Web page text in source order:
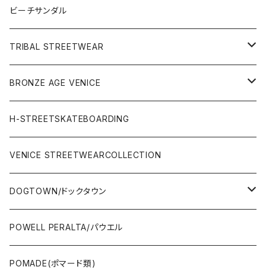
Surf Board(サーフボード )
OTHERS(サーフ小物)
WEAR(サーフブランド衣類)
Rhythm(サーフアパレル)
Ripcurl(サーフブランド)
CLOTHING(アパレル)
DECK(デッキ)
COMPLETE（完成品）
STREET
SURFSKATE
TRUCK(トラック)
WHEEL(ウィール)
OTHERS(スケボー小物/ステッカー類)
JAYADAMS/ジェイアダムス
ビーチサンダル
TRIBAL STREETWEAR
小物類
SALE
BRONZE AGE VENICE
made in JAPAN
made in USA
H-STREETSKATEBOARDING
VENICE STREETWEARCOLLECTION
DOGTOWN/ドックタウン
WEAR(衣類)
Deck(スケートデッキ)
POWELL PERALTA/パウエル
POMADE(ポマード類)